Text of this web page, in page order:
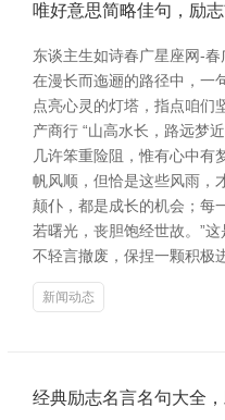
唯好意思简略佳句，励
东谈主生如诗春广星座网-春
在漫长而迤逦的路径中，一
点亮心灵的灯塔，指点咱们
产商行 “山高水长，路远梦
几许笨重险阻，惟有心中有
帆风顺，但恰是这些风雨，
颠仆，都是成长的机会；每
若曙光，丧胆饱经世故。”
不轻言撤废，保捏一颗积极
新闻动态
经典励志名言名句大全